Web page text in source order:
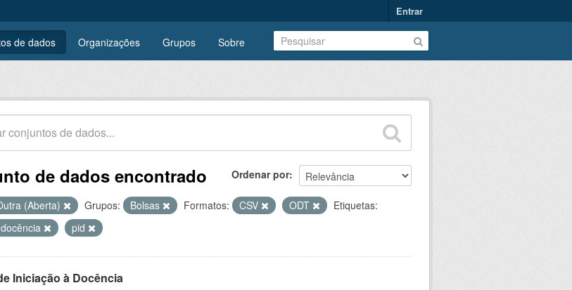
Entrar
de dados Organizações Grupos Sobre
Ordenar por
de dados encontrado
(Aberta) Grupos: Bolsas Formatos: CSV ODT
Etiquetas:
pid
Iniciação à Docência